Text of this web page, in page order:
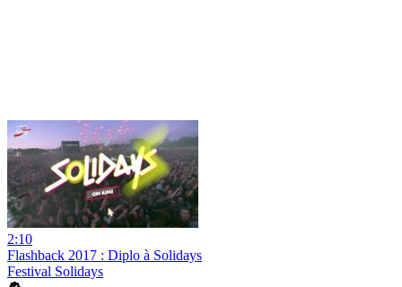
2:10
Flashback 2017 : Diplo à Solidays
Festival Solidays